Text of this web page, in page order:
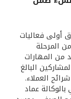
أولى فعاليات
المرحلة
من المهارات
البالغ
شرائح العملاء.
عماد